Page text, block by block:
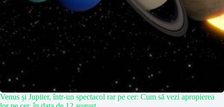
Venus și Jupiter, într-un spectacol rar pe cer: Cum să vezi apropierea